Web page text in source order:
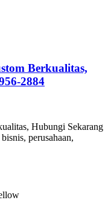
Berkualitas,
2884
Hubungi Sekarang
perusahaan,